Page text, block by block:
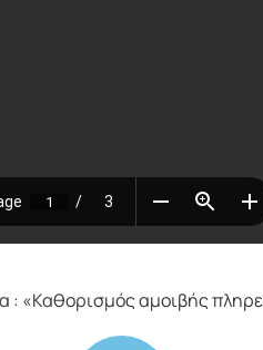
«Καθορισμός αμοιβής